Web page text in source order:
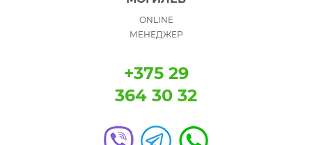
ONLINE
МЕНЕДЖЕР
+375 29
364 30 32